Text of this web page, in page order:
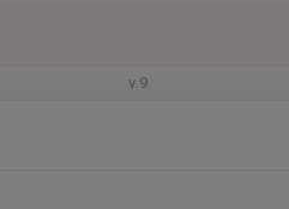
v.9